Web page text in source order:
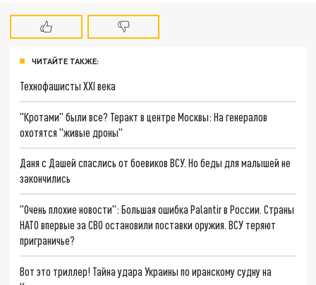
ЧИТАЙТЕ ТАКЖЕ:
Технофашисты XXI века
"Кротами" были все? Теракт в центре Москвы: На генералов
охотятся "живые дроны"
Даня с Дашей спаслись от боевиков ВСУ. Но беды для малышей не
закончились
"Очень плохие новости": Большая ошибка Palantir в России. Страны
НАТО впервые за СВО остановили поставки оружия. ВСУ теряют
приграничье?
Вот это триллер! Тайна удара Украины по иранскому судну на